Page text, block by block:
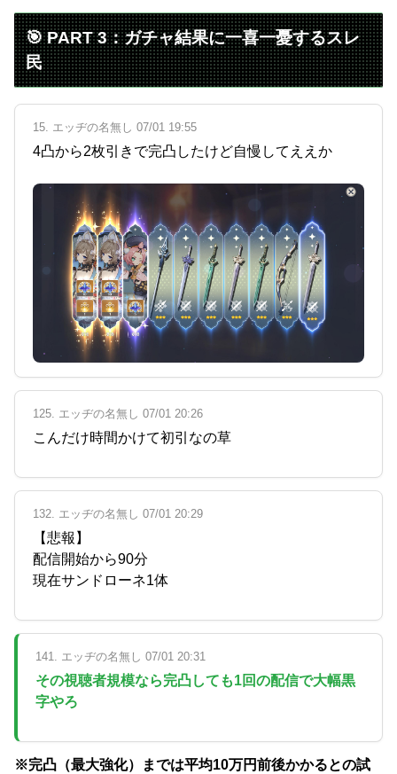
🎯 PART 3：ガチャ結果に一喜一憂するスレ
民
15. エッヂの名無し 07/01 19:55
4凸から2枚引きで完凸したけど自慢してええか
125. エッヂの名無し 07/01 20:26
こんだけ時間かけて初引なの草
132. エッヂの名無し 07/01 20:29
【悲報】
配信開始から90分
現在サンドローネ1体
141. エッヂの名無し 07/01 20:31
その視聴者規模なら完凸しても1回の配信で大幅黒
字やろ
※完凸（最大強化）までは平均10万円前後かかるとの試